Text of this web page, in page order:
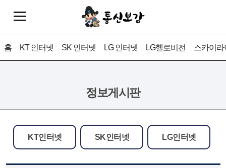
홈 KT 인터넷 SK 인터넷 LG 인터넷 LG헬로비전 스카이라
정보게시판
KT인터넷 SK인터넷 LG인터넷